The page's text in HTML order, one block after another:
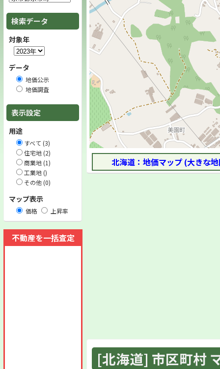
検索データ
対象年
データ
地価公示
地価調査
表示設定
用途
すべて (3)
住宅地 (2)
商業地 (1)
工業地 ()
その他 (0)
マップ表示
価格 上昇率
不動産を一括査定
北海道：地価マップ (大きな
[北海道] 市区町村